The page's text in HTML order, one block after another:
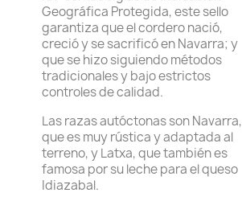
Geográfica Protegida, este sello
garantiza que el cordero nació,
creció y se sacrificó en Navarra; y
que se hizo siguiendo métodos
tradicionales y bajo estrictos
controles de calidad.
Las razas autóctonas son Navarra,
que es muy rústica y adaptada al
terreno, y Latxa, que también es
famosa por su leche para el queso
Idiazabal.